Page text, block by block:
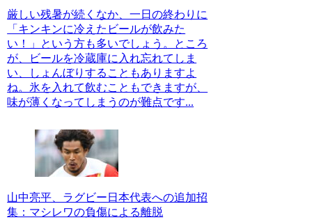
厳しい残暑が続くなか、一日の終わりに
「キンキンに冷えたビールが飲みた
い！」という方も多いでしょう。ところ
が、ビールを冷蔵庫に入れ忘れてしま
い、しょんぼりすることもありますよ
ね。氷を入れて飲むこともできますが、
味が薄くなってしまうのが難点です...
山中亮平、ラグビー日本代表への追加招
集：マシレワの負傷による離脱